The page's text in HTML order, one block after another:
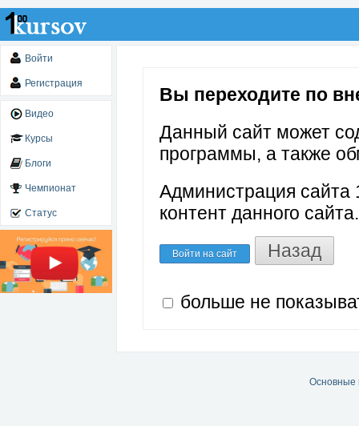
Войти
Регистрация
Видео
Курсы
Блоги
Чемпионат
Статус
Вы переходите по
Данный сайт может
программы, а также
Администрация сайта
контент данного сайта.
Войти на сайт Назад
больше не
Основные